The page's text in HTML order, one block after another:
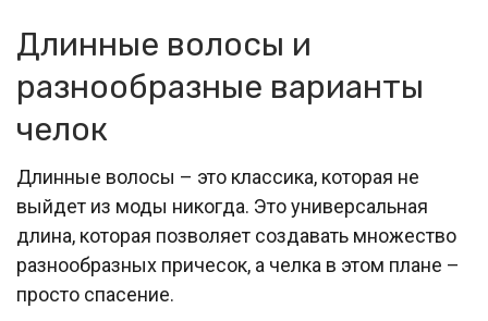
Длинные волосы и
разнообразные варианты
челок
Длинные волосы – это классика, которая не
выйдет из моды никогда. Это универсальная
длина, которая позволяет создавать множество
разнообразных причесок, а челка в этом плане –
просто спасение.